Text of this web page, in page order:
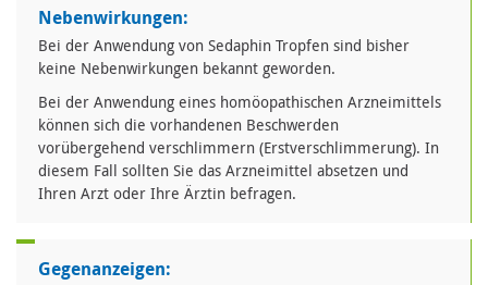
Nebenwirkungen:
Bei der Anwendung von Sedaphin Tropfen sind bisher
keine Nebenwirkungen bekannt geworden.
Bei der Anwendung eines homöopathischen Arzneimittels
können sich die vorhandenen Beschwerden
vorübergehend verschlimmern (Erstverschlimmerung). In
diesem Fall sollten Sie das Arzneimittel absetzen und
Ihren Arzt oder Ihre Ärztin befragen.
Gegenanzeigen: